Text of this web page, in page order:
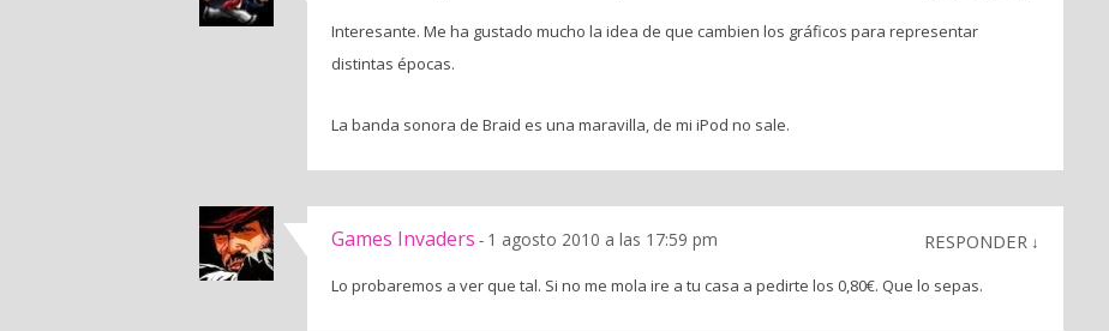
Interesante. Me ha gustado mucho la idea de que cambien los gráficos para representar
distintas épocas.
La banda sonora de Braid es una maravilla, de mi iPod no sale.
Games Invaders - 1 agosto 2010 a las 17:59 pm RESPONDER ↓
Lo probaremos a ver que tal. Si no me mola ire a tu casa a pedirte los 0,80€. Que lo sepas.